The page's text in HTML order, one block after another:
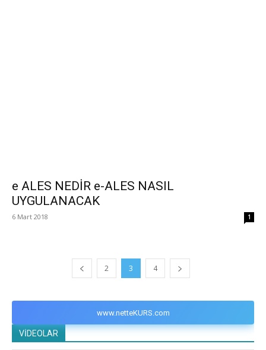
e ALES NEDİR e-ALES NASIL
UYGULANACAK
6 Mart 2018 1
2 3 4
www.netteKURS.com
VİDEOLAR